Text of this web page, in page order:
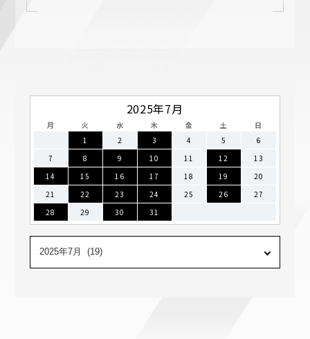
2025年7月
月 火 水 木 金 土
日
1
2 3 4 5
6
7
8 9 10 11 12
13
14
15 16 17 18 19
20
21
22 23 24 25 26
27
28
29 30 31